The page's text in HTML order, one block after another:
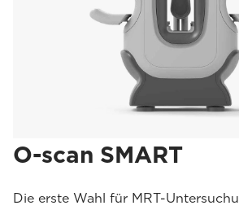
O-scan SMART
Die erste Wahl für MRT-